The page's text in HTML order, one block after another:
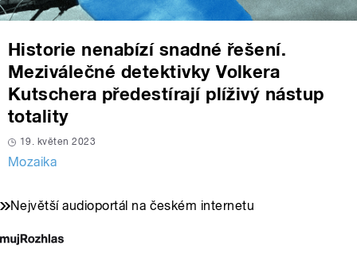
Historie nenabízí snadné řešení.
Meziválečné detektivky Volkera
Kutschera předestírají plíživý nástup
totality
19. květen 2023
Mozaika
Největší audioportál na českém internetu